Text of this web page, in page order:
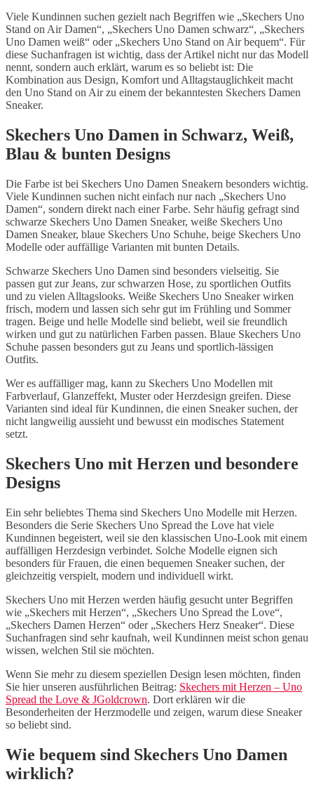
Viele Kundinnen suchen gezielt nach Begriffen wie „Skechers Uno
Stand on Air Damen“, „Skechers Uno Damen schwarz“, „Skechers
Uno Damen weiß“ oder „Skechers Uno Stand on Air bequem“. Für
diese Suchanfragen ist wichtig, dass der Artikel nicht nur das Modell
nennt, sondern auch erklärt, warum es so beliebt ist: Die
Kombination aus Design, Komfort und Alltagstauglichkeit macht
den Uno Stand on Air zu einem der bekanntesten Skechers Damen
Sneaker.
Skechers Uno Damen in Schwarz, Weiß,
Blau & bunten Designs
Die Farbe ist bei Skechers Uno Damen Sneakern besonders wichtig.
Viele Kundinnen suchen nicht einfach nur nach „Skechers Uno
Damen“, sondern direkt nach einer Farbe. Sehr häufig gefragt sind
schwarze Skechers Uno Damen Sneaker, weiße Skechers Uno
Damen Sneaker, blaue Skechers Uno Schuhe, beige Skechers Uno
Modelle oder auffällige Varianten mit bunten Details.
Schwarze Skechers Uno Damen sind besonders vielseitig. Sie
passen gut zur Jeans, zur schwarzen Hose, zu sportlichen Outfits
und zu vielen Alltagslooks. Weiße Skechers Uno Sneaker wirken
frisch, modern und lassen sich sehr gut im Frühling und Sommer
tragen. Beige und helle Modelle sind beliebt, weil sie freundlich
wirken und gut zu natürlichen Farben passen. Blaue Skechers Uno
Schuhe passen besonders gut zu Jeans und sportlich-lässigen
Outfits.
Wer es auffälliger mag, kann zu Skechers Uno Modellen mit
Farbverlauf, Glanzeffekt, Muster oder Herzdesign greifen. Diese
Varianten sind ideal für Kundinnen, die einen Sneaker suchen, der
nicht langweilig aussieht und bewusst ein modisches Statement
setzt.
Skechers Uno mit Herzen und besondere
Designs
Ein sehr beliebtes Thema sind Skechers Uno Modelle mit Herzen.
Besonders die Serie Skechers Uno Spread the Love hat viele
Kundinnen begeistert, weil sie den klassischen Uno-Look mit einem
auffälligen Herzdesign verbindet. Solche Modelle eignen sich
besonders für Frauen, die einen bequemen Sneaker suchen, der
gleichzeitig verspielt, modern und individuell wirkt.
Skechers Uno mit Herzen werden häufig gesucht unter Begriffen
wie „Skechers mit Herzen“, „Skechers Uno Spread the Love“,
„Skechers Damen Herzen“ oder „Skechers Herz Sneaker“. Diese
Suchanfragen sind sehr kaufnah, weil Kundinnen meist schon genau
wissen, welchen Stil sie möchten.
Wenn Sie mehr zu diesem speziellen Design lesen möchten, finden
Sie hier unseren ausführlichen Beitrag: Skechers mit Herzen – Uno
Spread the Love & JGoldcrown. Dort erklären wir die
Besonderheiten der Herzmodelle und zeigen, warum diese Sneaker
so beliebt sind.
Wie bequem sind Skechers Uno Damen
wirklich?